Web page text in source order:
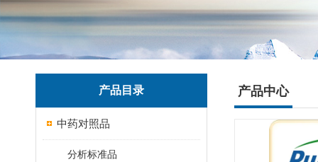
产品目录
中药对照品
分析标准品
产品中心